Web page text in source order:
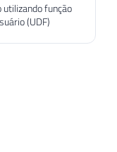
função
(UDF)